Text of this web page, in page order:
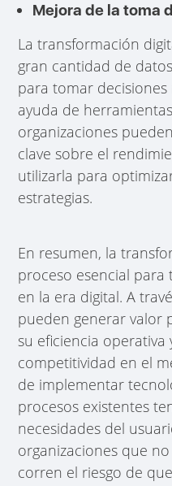
Mejora de la toma
La transformación
gran cantidad de
para tomar decisiones
ayuda de
organizaciones
clave sobre el
utilizarla para
estrategias.
En resumen, la
proceso esencial para
en la era digital. A
pueden generar valor
su eficiencia operativa
competitividad en el
de implementar
procesos existentes
necesidades del
organizaciones que
corren el riesgo de